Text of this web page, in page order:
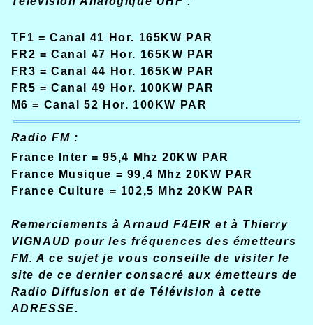
TF1 = Canal 41 Hor. 165KW PAR
FR2 = Canal 47 Hor. 165KW PAR
FR3 = Canal 44 Hor. 165KW PAR
FR5 = Canal 49 Hor. 100KW PAR
M6 = Canal 52 Hor. 100KW PAR
Radio FM :
France Inter = 95,4 Mhz 20KW PAR
France Musique = 99,4 Mhz 20KW PAR
France Culture = 102,5 Mhz 20KW PAR
Remerciements à Arnaud F4EIR et à Thierry
VIGNAUD pour les fréquences des émetteurs
FM. A ce sujet je vous conseille de visiter le
site de ce dernier consacré aux émetteurs de
Radio Diffusion et de Télévision à cette
ADRESSE.